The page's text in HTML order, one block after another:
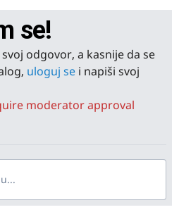
se!
odgovor, a kasnije da se
uloguj se i napiši svoj
moderator approval